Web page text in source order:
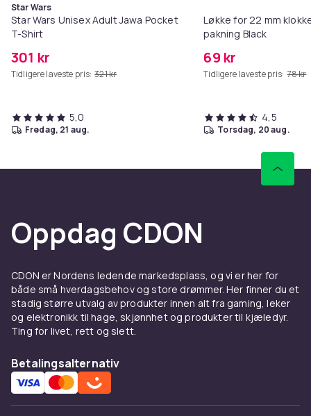
Star Wars
Star Wars Unisex Adult Jawa Pocket
T-Shirt
301 kr
Tidligere laveste pris: 321 kr
5,0
fredag, 21 aug.
Løkke for 22 mm
pakning Black
69 kr
Tidligere laveste pris: 78 kr
4,5
torsdag, 20 aug.
Oppdag CDON
CDON er Nordens ledende markedsplass, og vi er her for
både små hverdagsbehov og store drømmer. Her finner du et
stadig større utvalg av produkter innen alt fra gaming, leker
og elektronikk til hage, skjønnhet og produkter til kjæledyr.
Ting for livet, rett og slett.
Betalingsalternativ